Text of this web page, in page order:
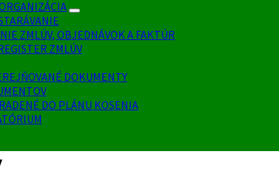
ZMLÚV, OBJEDNÁVOK A FAKTÚR
ZMLÚV
DOKUMENTY
DO PLÁNU KOSENIA